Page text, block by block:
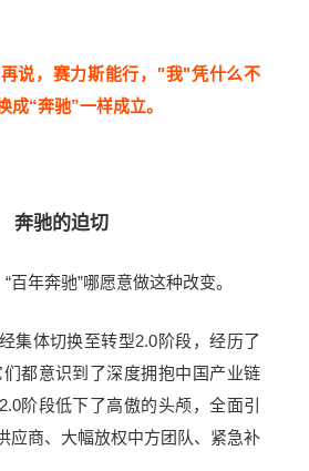
说，赛力斯能行，"我"凭什么不
成“奔驰”一样成立。
奔驰的迫切
百年奔驰”哪愿意做这种改变。
集体切换至转型2.0阶段，经历了
都意识到了深度拥抱中国产业链
阶段低下了高傲的头颅，全面引
应商、大幅放权中方团队、紧急补